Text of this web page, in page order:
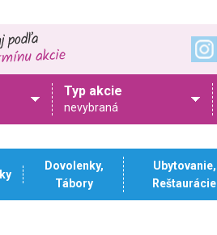
Typ akcie
nevybraná
Dovolenky,
Tábory
Ubytovanie,
Reštaurácie